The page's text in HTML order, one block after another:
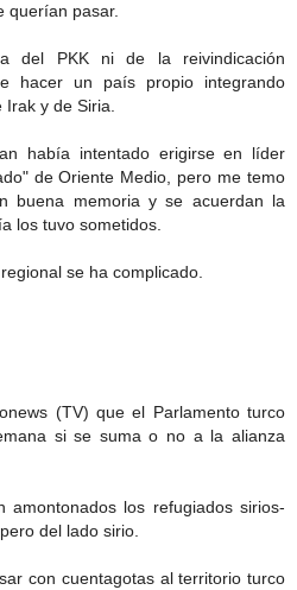
querían pasar.
del PKK ni de la reivindicación
hacer un país propio integrando
y de Siria.
había intentado erigirse en líder
de Oriente Medio, pero me temo
buena memoria y se acuerdan la
los tuvo sometidos.
se ha complicado.
(TV) que el Parlamento turco
si se suma o no a la alianza
amontonados los refugiados sirios-
del lado sirio.
con cuentagotas al territorio turco